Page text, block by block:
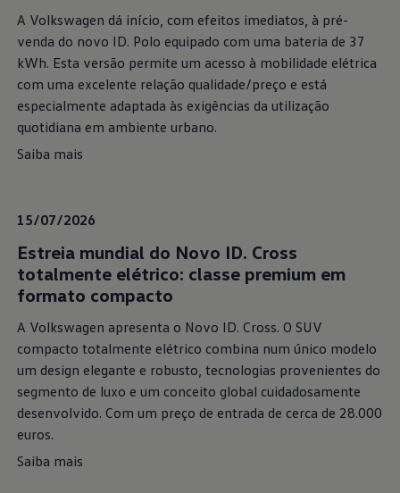
A Volkswagen dá início, com efeitos imediatos, à pré-
venda do novo ID. Polo equipado com uma bateria de 37
kWh. Esta versão permite um acesso à mobilidade elétrica
com uma excelente relação qualidade/preço e está
especialmente adaptada às exigências da utilização
quotidiana em ambiente urbano.
Saiba mais
15/07/2026
Estreia mundial do Novo ID. Cross
totalmente elétrico: classe premium em
formato compacto
A Volkswagen apresenta o Novo ID. Cross. O SUV
compacto totalmente elétrico combina num único modelo
um design elegante e robusto, tecnologias provenientes do
segmento de luxo e um conceito global cuidadosamente
desenvolvido. Com um preço de entrada de cerca de 28.000
euros.
Saiba mais